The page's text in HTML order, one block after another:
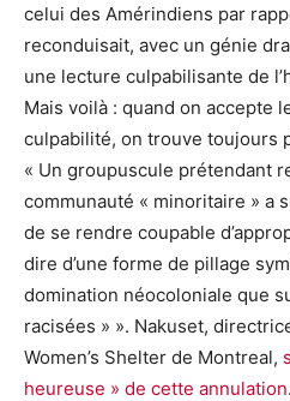
celui des Amérindiens par
reconduisait, avec un génie
une lecture culpabilisante de
Mais voilà : quand on accepte
culpabilité, on trouve toujours
« Un groupuscule prétendant
communauté « minoritaire » a
de se rendre coupable
dire d’une forme de pillage
domination néocoloniale que
racisées » ». Nakuset,
Women’s Shelter de Montreal,
heureuse » de cette annulation